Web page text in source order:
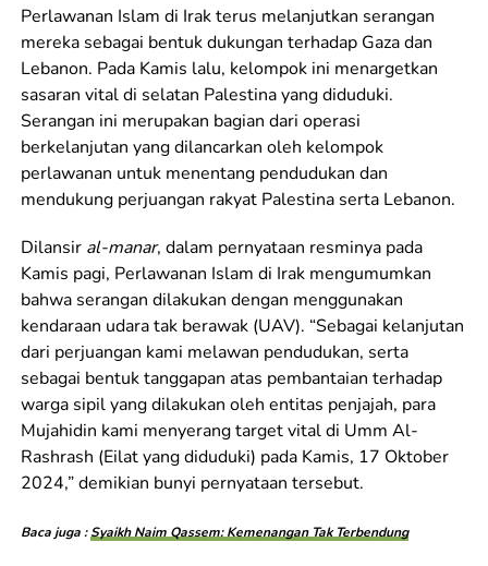
Perlawanan Islam di Irak terus melanjutkan serangan
mereka sebagai bentuk dukungan terhadap Gaza dan
Lebanon. Pada Kamis lalu, kelompok ini menargetkan
sasaran vital di selatan Palestina yang diduduki.
Serangan ini merupakan bagian dari operasi
berkelanjutan yang dilancarkan oleh kelompok
perlawanan untuk menentang pendudukan dan
mendukung perjuangan rakyat Palestina serta Lebanon.
Dilansir al-manar, dalam pernyataan resminya pada
Kamis pagi, Perlawanan Islam di Irak mengumumkan
bahwa serangan dilakukan dengan menggunakan
kendaraan udara tak berawak (UAV). “Sebagai kelanjutan
dari perjuangan kami melawan pendudukan, serta
sebagai bentuk tanggapan atas pembantaian terhadap
warga sipil yang dilakukan oleh entitas penjajah, para
Mujahidin kami menyerang target vital di Umm Al-
Rashrash (Eilat yang diduduki) pada Kamis, 17 Oktober
2024,” demikian bunyi pernyataan tersebut.
Baca juga :Syaikh Naim Qassem: Kemenangan Tak Terbendung